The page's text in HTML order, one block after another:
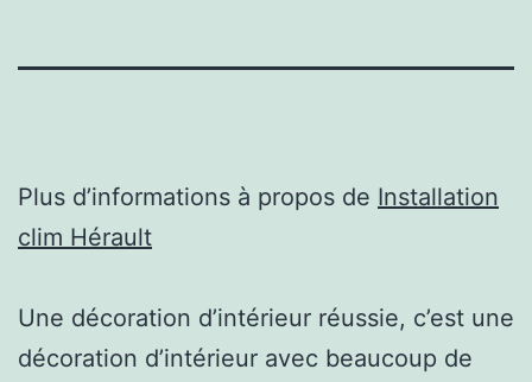
Plus d’informations à propos de Installation
clim Hérault
Une décoration d’intérieur réussie, c’est une
décoration d’intérieur avec beaucoup de